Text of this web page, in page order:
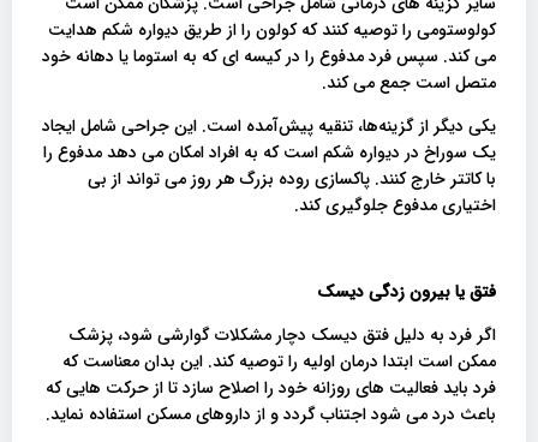
کولوستومی را توصیه کنند که کولون را از طریق دیواره شکم هدایت
می کند. سپس فرد مدفوع را در کیسه ای که به استوما یا دهانه خود
متصل است جمع می کند.
یکی دیگر از گزینه‌ها، تنقیه پیش‌آمده است. این جراحی شامل ایجاد
یک سوراخ در دیواره شکم است که به افراد امکان می دهد مدفوع را
با کاتتر خارج کنند. پاکسازی روده بزرگ هر روز می تواند از بی
اختیاری مدفوع جلوگیری کند.
فتق یا بیرون زدگی دیسک
اگر فرد به دلیل فتق دیسک دچار مشکلات گوارشی شود، پزشک
ممکن است ابتدا درمان اولیه را توصیه کند. این بدان معناست که
فرد باید فعالیت های روزانه خود را اصلاح سازد تا از حرکت هایی که
باعث درد می شود اجتناب گردد و از داروهای مسکن استفاده نماید.